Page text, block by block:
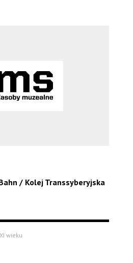
/ Kolej Transsyberyjska
wieku